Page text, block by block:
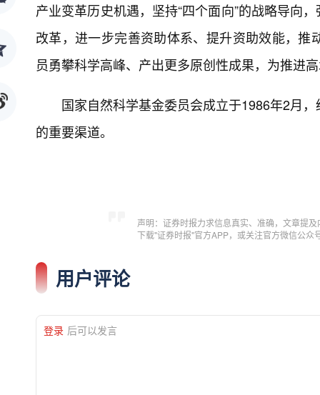
产业变革历史机遇，坚持“四个面向”的战略导向
改革，进一步完善资助体系、提升资助效能，
员勇攀科学高峰、产出更多原创性成果，为推进
国家自然科学基金委员会成立于1986年2月
的重要渠道。
声明：证券时报力求信息真实、准确，文章提
下载"证券时报"官方APP，或关注官方微信公
用户评论
登录 后可以发言